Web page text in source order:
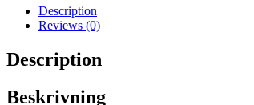
Description
Reviews (0)
Description
Beskrivning